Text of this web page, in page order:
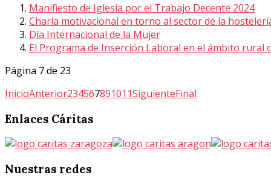
Manifiesto de Iglesia por el Trabajo Decente 2024
Charla motivacional en torno al sector de la
Día Internacional de la Mujer
El Programa de Inserción Laboral en el ámbito rural
Página 7 de 23
InicioAnterior234567891011SiguienteFinal
Enlaces Cáritas
Nuestras redes